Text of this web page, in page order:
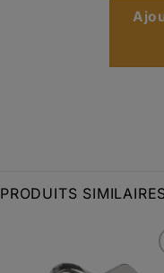
PRODUITS